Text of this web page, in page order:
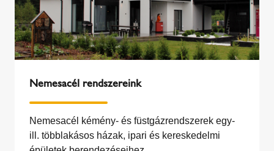
Nemesacél rendszereink
Nemesacél kémény- és füstgázrendszerek egy-
ill. többlakásos házak, ipari és kereskedelmi